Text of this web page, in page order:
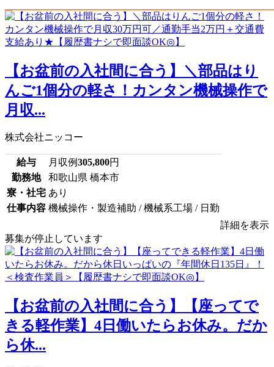
【お盆前の入社間に合う】＼部品はり
んご1個分の軽さ！カンタン機械操作で
月収...
株式会社ニッコー
給与 月収例305,800円
勤務地
和歌山県 橋本市
寮・社宅 あり
仕事内容 機械操作・製造補助 / 機械系工場 / 日勤
詳細を表示
募集が停止しています
【お盆前の入社間に合う】【座ってで
きる軽作業】4日働いたらお休み。だか
ら休...